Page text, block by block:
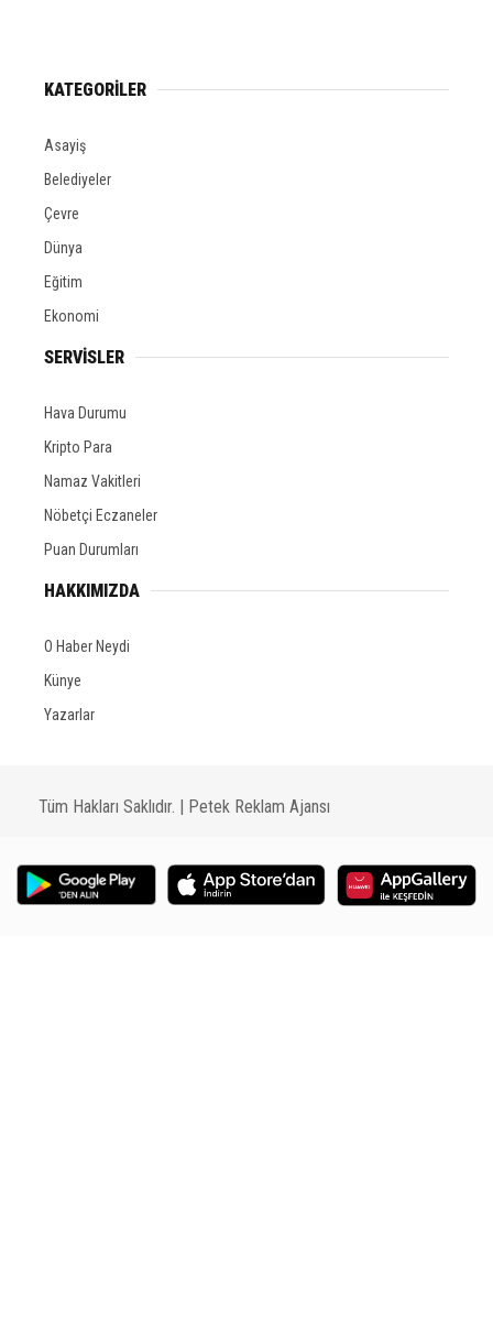
KATEGORİLER
Asayiş
Belediyeler
Çevre
Dünya
Eğitim
Ekonomi
SERVİSLER
Hava Durumu
Kripto Para
Namaz Vakitleri
Nöbetçi Eczaneler
Puan Durumları
HAKKIMIZDA
O Haber Neydi
Künye
Yazarlar
Tüm Hakları Saklıdır. | Petek Reklam Ajansı